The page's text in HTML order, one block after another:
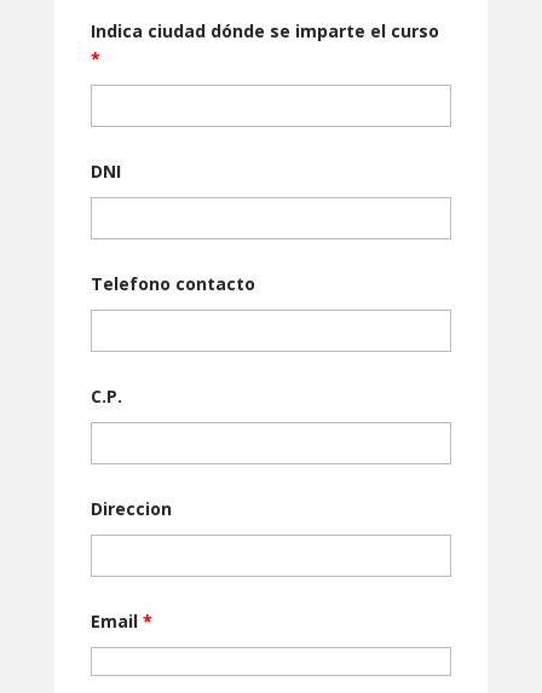
Indica ciudad dónde se imparte el curso
*
DNI
Telefono contacto
C.P.
Direccion
Email *